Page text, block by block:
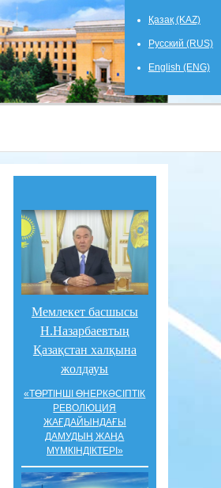
Қазақ (KAZ)
Русский (RUS)
English (ENG)
Мемлекет басшысы
Н.Назарбаевтың
Қазақстан халқына
жолдауы
«ТӨРТІНШІ ӨНЕРКӘСІПТІК
РЕВОЛЮЦИЯ
ЖАҒДАЙЫНДАҒЫ
ДАМУДЫҢ ЖАҢА
МҮМКІНДІКТЕРІ»